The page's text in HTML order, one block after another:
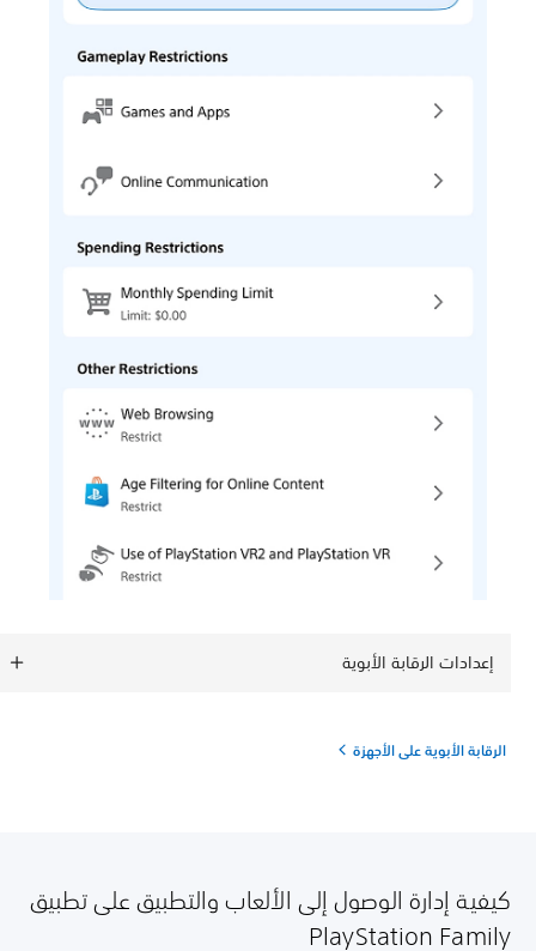
إعدادات الرقابة الأبوية
الرقابة الأبوية على الأجهزة
كيفية إدارة الوصول إلى الألعاب والتطبيق على تطبيق
PlayStation Family